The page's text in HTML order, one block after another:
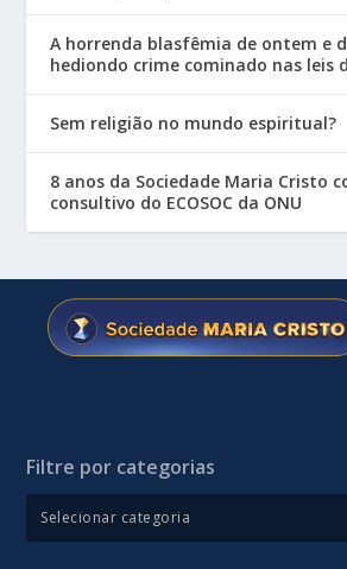
A horrenda blasfêmia de ontem e
hediondo crime cominado nas leis
Sem religião no mundo espiritual?
8 anos da Sociedade Maria Cristo
consultivo do ECOSOC da ONU
Filtre por categorias